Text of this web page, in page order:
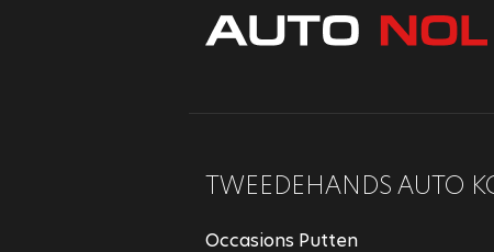
TWEEDEHANDS AUTO
Occasions Putten